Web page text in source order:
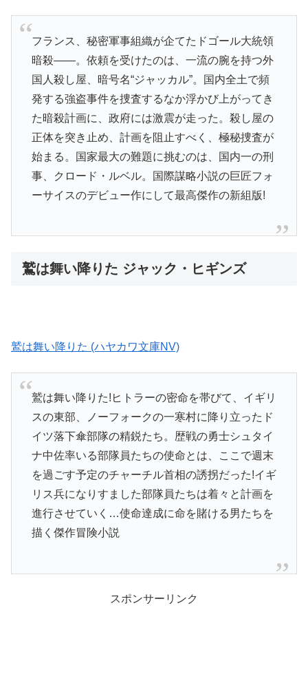
フランス、秘密軍事組織が企てたドゴール大統領
暗殺――。依頼を受けたのは、一流の腕を持つ外
国人殺し屋、暗号名“ジャッカル”。国内全土で頻
発する強盗事件を捜査するなか浮かび上がってき
た暗殺計画に、政府には激震が走った。殺し屋の
正体を突き止め、計画を阻止すべく、極秘捜査が
始まる。国家最大の難題に挑むのは、国内一の刑
事、クロード・ルベル。国際謀略小説の巨匠フォ
ーサイスのデビュー作にして最高傑作の新組版!
鷲は舞い降りた ジャック・ヒギンズ
鷲は舞い降りた (ハヤカワ文庫NV)
鷲は舞い降りた!ヒトラーの密命を帯びて、イギリ
スの東部、ノーフォークの一寒村に降り立ったド
イツ落下傘部隊の精鋭たち。歴戦の勇士シュタイ
ナ中佐率いる部隊員たちの使命とは、ここで週末
を過ごす予定のチャーチル首相の誘拐だった!イギ
リス兵になりすました部隊員たちは着々と計画を
進行させていく…使命達成に命を賭ける男たちを
描く傑作冒険小説
スポンサーリンク